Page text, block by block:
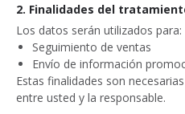
2. Finalidades del
Los datos serán utilizados para:
Seguimiento de ventas
Envío de información
Estas finalidades son
entre usted y la responsable.